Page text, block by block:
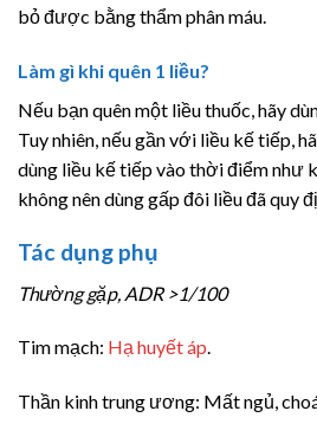
bỏ được bằng thẩm phân máu.
Làm gì khi quên 1 liều?
Nếu bạn quên một liều thuốc, hãy
Tuy nhiên, nếu gần với liều kế tiếp,
dùng liều kế tiếp vào thời điểm như
không nên dùng gấp đôi liều đã quy
Tác dụng phụ
Thường gặp, ADR >1/100
Tim mạch: Hạ huyết áp.
Thần kinh trung ương: Mất ngủ,